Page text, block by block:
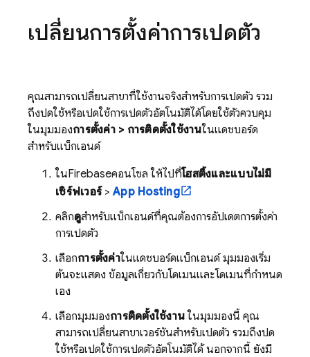
เปลี่ยนการตั้งค่าการเปิดตัว
คุณสามารถเปลี่ยนสาขาที่ใช้งานจริงสำหรับการเปิดตัว รวม
ถึงปิดใช้หรือเปิดใช้การเปิดตัวอัตโนมัติได้โดยใช้ตัวควบคุม
ในมุมมองการตั้งค่า > การติดตั้งใช้งานในแดชบอร์ด
สำหรับแบ็กเอนด์
ในFirebaseคอนโซล ให้ไปที่โฮสติ้งและแบบไม่มี
เซิร์ฟเวอร์>App Hosting
คลิกดูสำหรับแบ็กเอนด์ที่คุณต้องการอัปเดตการตั้งค่า
การเปิดตัว
เลือกการตั้งค่าในแดชบอร์ดแบ็กเอนด์ มุมมองเริ่ม
ต้นจะแสดง ข้อมูลเกี่ยวกับโดเมนและโดเมนที่กำหนด
เอง
เลือกมุมมองการติดตั้งใช้งาน ในมุมมองนี้ คุณ
สามารถเปลี่ยนสาขาเวอร์ชันสำหรับเปิดตัว รวมถึงปิด
ใช้หรือเปิดใช้การเปิดตัวอัตโนมัติได้ นอกจากนี้ ยังมี